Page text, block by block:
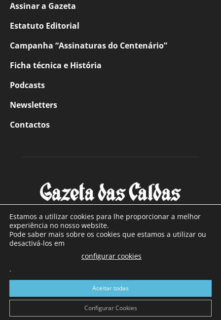
Assinar a Gazeta
Estatuto Editorial
Campanha “Assinaturas do Centenário”
Ficha técnica e História
Podcasts
Newsletters
Contactos
SOBRE NÓS
Com sede nas Caldas da Rainha e mais de 90 anos de
a sul de distrito de Leiria, com mais de 40.000 leitores por
toda a região Oeste. Jornal com distribuição em Portugal
Continental e assinatura online.
Estamos a utilizar cookies para lhe proporcionar a melhor
experiência no nosso website.
Pode saber mais sobre os cookies que estamos a utilizar ou
desactivá-los em
configurar cookies
.
Aceitar todas
Configurar Cookies